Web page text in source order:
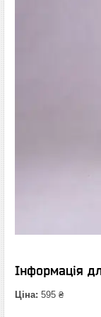
Інформація
Ціна: 595 ₴